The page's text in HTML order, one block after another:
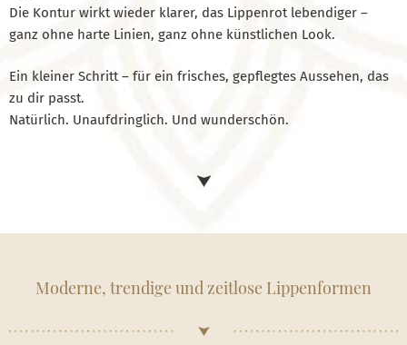
Die Kontur wirkt wieder klarer, das Lippenrot lebendiger –
ganz ohne harte Linien, ganz ohne künstlichen Look.
Ein kleiner Schritt – für ein frisches, gepflegtes Aussehen, das
zu dir passt.
Natürlich. Unaufdringlich. Und wunderschön.
Moderne, trendige und zeitlose Lippenformen